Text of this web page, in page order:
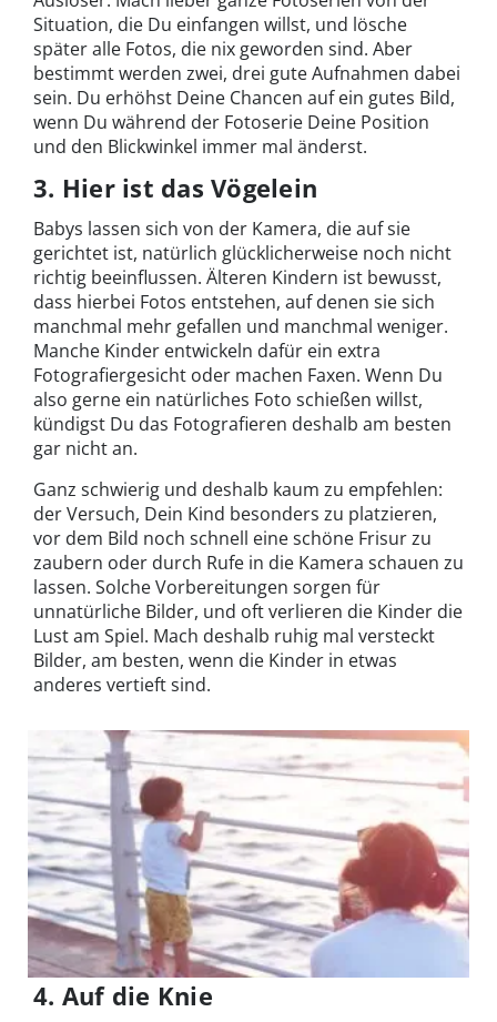
Situation, die Du einfangen willst, und lösche
später alle Fotos, die nix geworden sind. Aber
bestimmt werden zwei, drei gute Aufnahmen dabei
sein. Du erhöhst Deine Chancen auf ein gutes Bild,
wenn Du während der Fotoserie Deine Position
und den Blickwinkel immer mal änderst.
3. Hier ist das Vögelein
Babys lassen sich von der Kamera, die auf sie
gerichtet ist, natürlich glücklicherweise noch nicht
richtig beeinflussen. Älteren Kindern ist bewusst,
dass hierbei Fotos entstehen, auf denen sie sich
manchmal mehr gefallen und manchmal weniger.
Manche Kinder entwickeln dafür ein extra
Fotografiergesicht oder machen Faxen. Wenn Du
also gerne ein natürliches Foto schießen willst,
kündigst Du das Fotografieren deshalb am besten
gar nicht an.
Ganz schwierig und deshalb kaum zu empfehlen:
der Versuch, Dein Kind besonders zu platzieren,
vor dem Bild noch schnell eine schöne Frisur zu
zaubern oder durch Rufe in die Kamera schauen zu
lassen. Solche Vorbereitungen sorgen für
unnatürliche Bilder, und oft verlieren die Kinder die
Lust am Spiel. Mach deshalb ruhig mal versteckt
Bilder, am besten, wenn die Kinder in etwas
anderes vertieft sind.
4. Auf die Knie